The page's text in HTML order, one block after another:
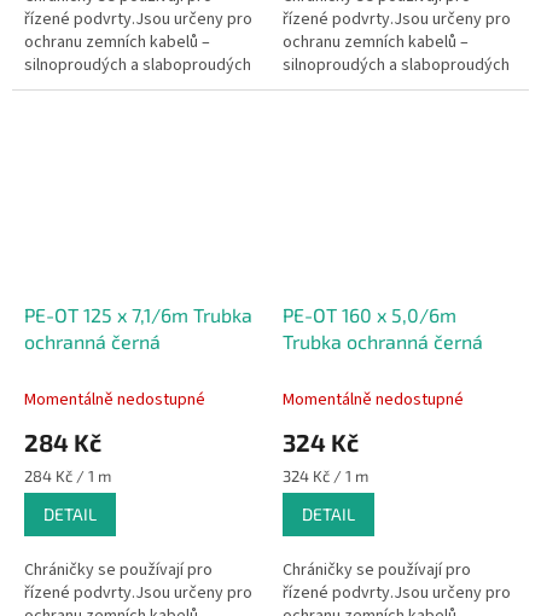
řízené podvrty.Jsou určeny pro
ochranu zemních kabelů –
silnoproudých a slaboproudých
kabelů sdělovacích,
řízené podvrty.Jsou určeny pro
ochranu zemních kabelů –
silnoproudých a slaboproudých
kabelů sdělovacích,
PE-OT 125 x 7,1/6m Trubka
ochranná černá
Momentálně nedostupné
284 Kč
Měrná
cena:
284 Kč / 1 m
DETAIL
Chráničky se používají pro
řízené podvrty.Jsou určeny pro
PE-OT 160 x 5,0/6m
Trubka ochranná černá
Momentálně nedostupné
324 Kč
Měrná
cena:
324 Kč / 1 m
DETAIL
Chráničky se používají pro
řízené podvrty.Jsou určeny pro